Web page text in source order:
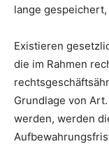
lange
Existieren
die im Rahmen
Grundlage von
werden, werden